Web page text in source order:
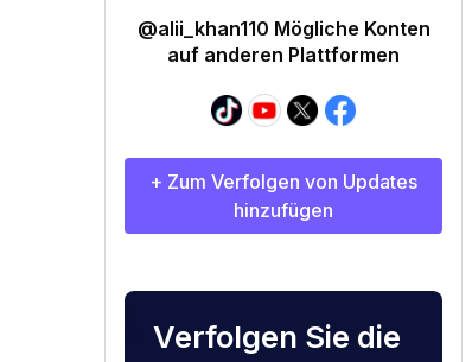
@alii_khan110 Mögliche Konten
auf anderen Plattformen
+ Zum Verfolgen von Updates
hinzufügen
Verfolgen Sie die